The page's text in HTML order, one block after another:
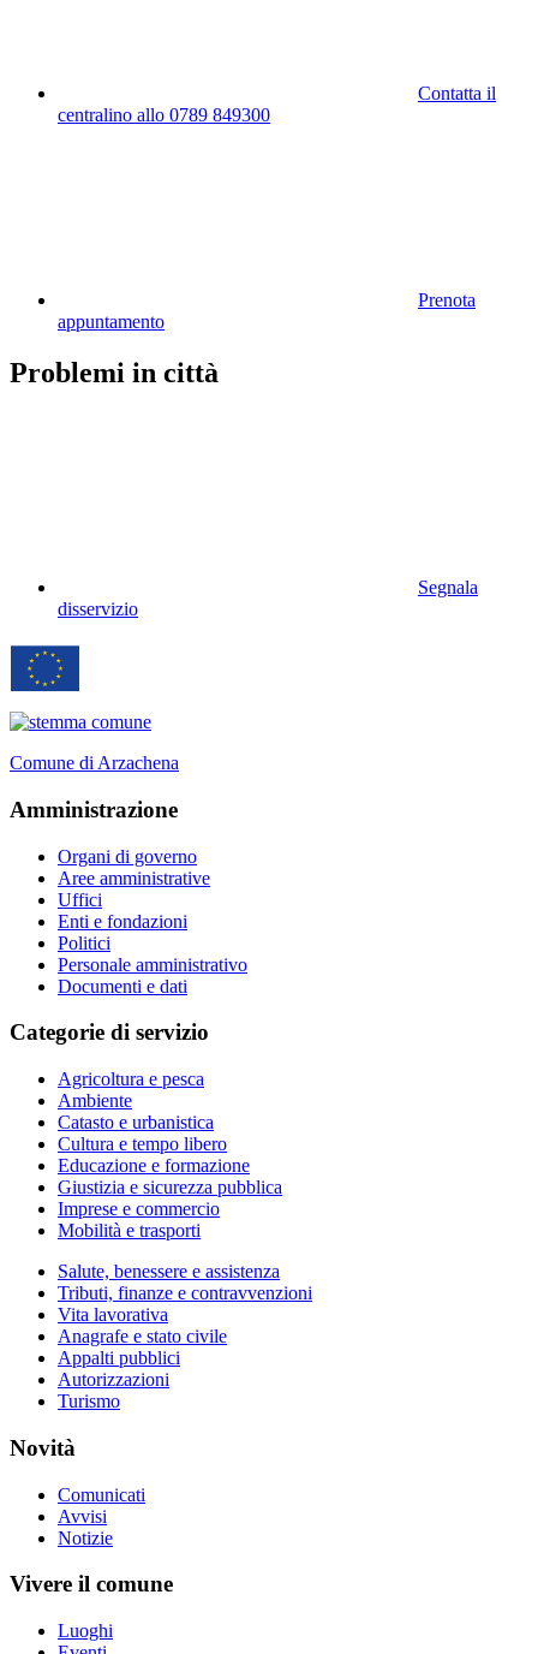
Contatta il
centralino allo 0789 849300
Prenota
appuntamento
Problemi in città
Segnala
disservizio
Comune di Arzachena
Amministrazione
Organi di governo
Aree amministrative
Uffici
Enti e fondazioni
Politici
Personale amministrativo
Documenti e dati
Categorie di servizio
Agricoltura e pesca
Ambiente
Catasto e urbanistica
Cultura e tempo libero
Educazione e formazione
Giustizia e sicurezza pubblica
Imprese e commercio
Mobilità e trasporti
Salute, benessere e assistenza
Tributi, finanze e contravvenzioni
Vita lavorativa
Anagrafe e stato civile
Appalti pubblici
Autorizzazioni
Turismo
Novità
Comunicati
Avvisi
Notizie
Vivere il comune
Luoghi